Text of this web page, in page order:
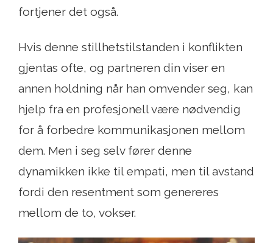
fortjener det også.
Hvis denne stillhetstilstanden i konflikten
gjentas ofte, og partneren din viser en
annen holdning når han omvender seg, kan
hjelp fra en profesjonell være nødvendig
for å forbedre kommunikasjonen mellom
dem. Men i seg selv fører denne
dynamikken ikke til empati, men til avstand
fordi den resentment som genereres
mellom de to, vokser.